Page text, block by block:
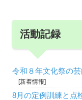
活動記録
令和８年文化祭の
[新着情報]
8月の定例訓練と点